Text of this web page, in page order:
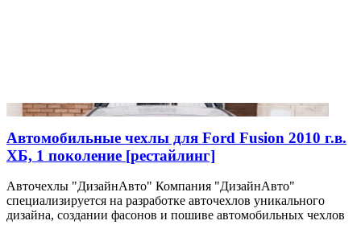
Автомобильные чехлы для Ford Fusion 2010 г.в.
ХБ, 1 поколение [рестайлинг]
Авточехлы "ДизайнАвто" Компания "ДизайнАвто"
специализируется на разработке авточехлов уникального
дизайна, создании фасонов и пошиве автомобильных чехлов